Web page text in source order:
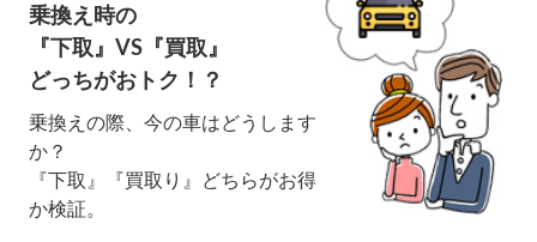
乗換え時の
『下取』VS『買取』
どっちがおトク！？
乗換えの際、今の車はどうします
か？
『下取』『買取り』どちらがお得
か検証。